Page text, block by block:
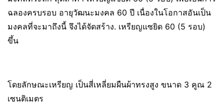
ฉลองครบรอบ อายุวัฒนะมงคล 60 ปี เนื่องในโอกาสอันเป็น
มงคลที่จะมาถึงนี้ จึงได้จัดสร้าง. เหรียญแซยิด 60 (5 รอบ)
ขึ้น
โดยลักษณะเหรียญ เป็นสี่เหลี่ยมผืนผ้าทรงสูง ขนาด 3 คูณ 2
เซนติเมตร